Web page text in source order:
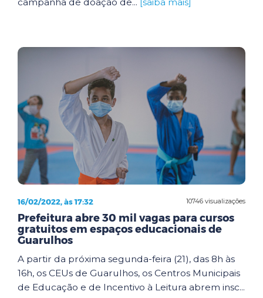
10746 visualizações
16/02/2022, às 17:32
Prefeitura abre 30 mil vagas para cursos
gratuitos em espaços educacionais de
Guarulhos
A partir da próxima segunda-feira (21), das 8h às
16h, os CEUs de Guarulhos, os Centros Municipais
de Educação e de Incentivo à Leitura abrem insc...